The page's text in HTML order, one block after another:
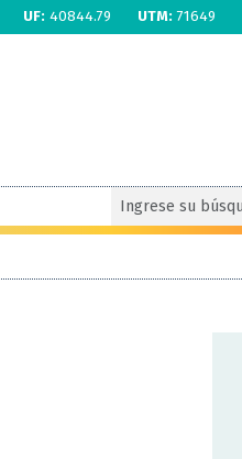
UF: 40844.79 UTM: 71649